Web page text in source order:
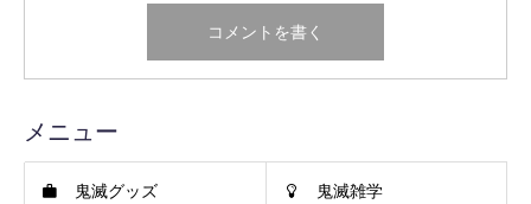
メニュー
鬼滅グッズ 鬼滅雑学